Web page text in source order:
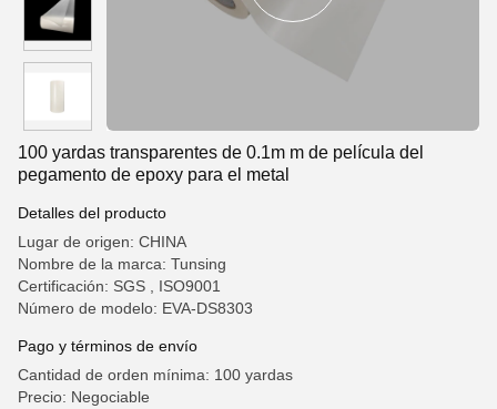
100 yardas transparentes de 0.1m m de película del
pegamento de epoxy para el metal
Detalles del producto
Lugar de origen: CHINA
Nombre de la marca: Tunsing
Certificación: SGS , ISO9001
Número de modelo: EVA-DS8303
Pago y términos de envío
Cantidad de orden mínima: 100 yardas
Precio: Negociable